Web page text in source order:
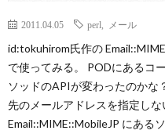
2011.04.05 perl メール
id:tokuhirom氏作の
で使ってみる。 PODにあるコ
ソッドのAPIが変わったのかな
先のメールアドレスを指定しな
Email::MIME::MobileJP にある